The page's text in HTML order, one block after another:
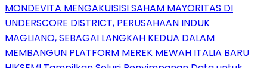
MONDEVITA MENGAKUISISI SAHAM MAYORITAS DI
UNDERSCORE DISTRICT, PERUSAHAAN INDUK
MAGLIANO, SEBAGAI LANGKAH KEDUA DALAM
MEMBANGUN PLATFORM MEREK MEWAH ITALIA BARU